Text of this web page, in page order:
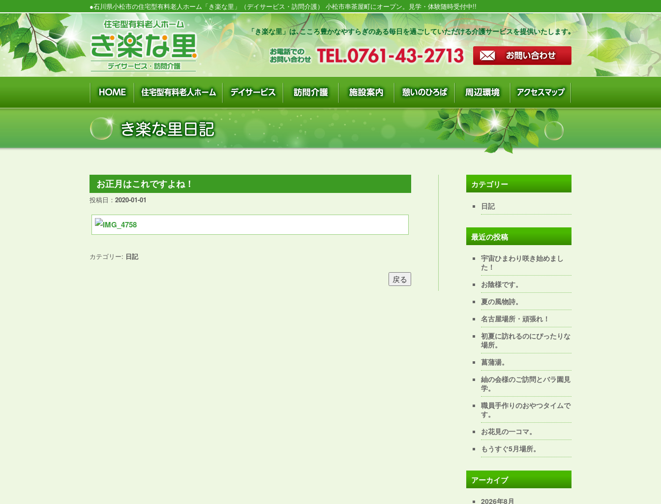
●石川県小松市の住宅型有料老人ホーム「き楽な里」（デイサービス・訪問介護） 小松市串茶屋町にオープン。見学・体験随時受付中!!
「き楽な里」は､こころ豊かなやすらぎのある毎日を過ごしていただける介護サービスを提供いたします｡
お正月はこれですよね！
投稿日： 2020-01-01
カテゴリー: 日記
カテゴリー
日記
最近の投稿
宇宙ひまわり咲き始めまし
た！
お陰様です。
夏の風物詩。
名古屋場所・頑張れ！
初夏に訪れるのにぴったりな
場所。
菖蒲湯。
紬の会様のご訪問とバラ園見
学。
職員手作りのおやつタイムで
す。
お花見の一コマ。
もうすぐ5月場所。
アーカイブ
2026年8月